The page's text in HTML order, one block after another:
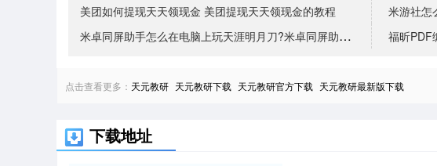
美团如何提现天天领现金 美团提现天天领现金的教程
米游社怎
米卓同屏助手怎么在电脑上玩天涯明月刀?米卓同屏助手在 福昕PDF
点击查看更多： 天元教研 天元教研下载 天元教研官方下载 天元教研最新版下载
下载地址